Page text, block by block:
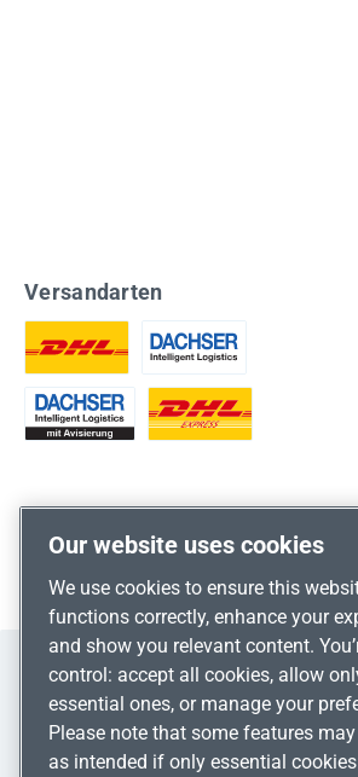
Versandarten
Our website uses cookies
We use cookies to ensure this
functions correctly, enhance your
and show you relevant content.
control: accept all cookies, allow
essential ones, or manage your
Please note that some features
as intended if only essential